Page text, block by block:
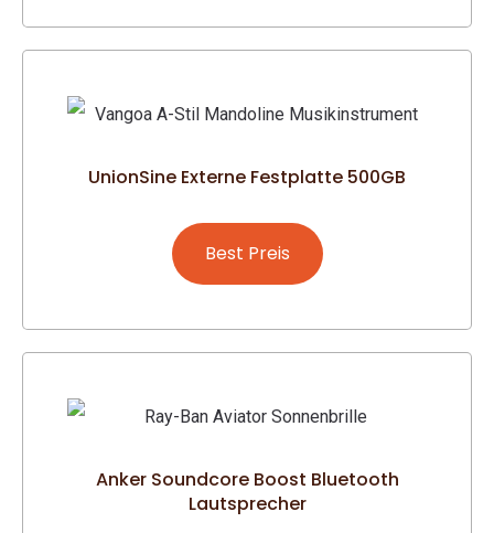
UnionSine Externe Festplatte 500GB
Best Preis
Anker Soundcore Boost Bluetooth
Lautsprecher